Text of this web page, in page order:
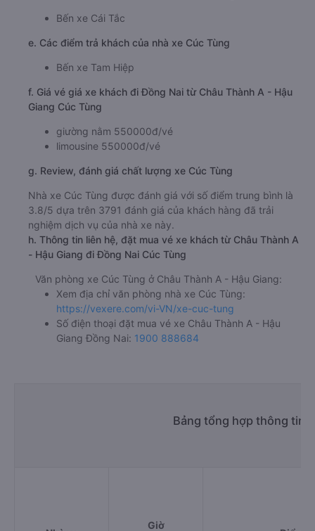
Bến xe Cái Tắc
e. Các điểm trả khách của nhà xe Cúc Tùng
Bến xe Tam Hiệp
f. Giá vé giá xe khách đi Đồng Nai từ Châu Thành A - Hậu
Giang Cúc Tùng
giường nằm 550000đ/vé
limousine 550000đ/vé
g. Review, đánh giá chất lượng xe Cúc Tùng
Nhà xe Cúc Tùng được đánh giá với số điểm trung bình là
3.8/5 dựa trên 3791 đánh giá của khách hàng đã trải
nghiệm dịch vụ của nhà xe này.
h. Thông tin liên hệ, đặt mua vé xe khách từ Châu Thành A
- Hậu Giang đi Đồng Nai Cúc Tùng
Văn phòng xe Cúc Tùng ở Châu Thành A - Hậu Giang:
Xem địa chỉ văn phòng nhà xe Cúc Tùng:
https://vexere.com/vi-VN/xe-cuc-tung
Số điện thoại đặt mua vé xe Châu Thành A - Hậu
Giang Đồng Nai: 1900 888684
Bảng tổng hợp thông tin
Giờ